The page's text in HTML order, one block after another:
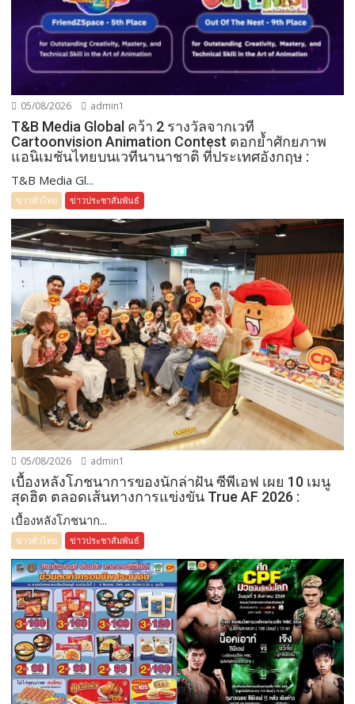
05/08/2026 admin1
T&B Media Global คว้า 2 รางวัลจากเวที
Cartoonvision Animation Contest ตอกย้ำศักยภาพ
แอนิเมชันไทยบนเวทีนานาชาติ ที่ประเทศอังกฤษ :
T&B Media Gl...
ข่าวทั่วไทย ข่าวประชาสัมพันธ์
05/08/2026 admin1
เบื้องหลังโภชนาการของนักล่าฝัน ซีพีเอฟ เผย 10 เมนู
สุดฮิต ตลอดเส้นทางการแข่งขัน True AF 2026 :
เบื้องหลังโภชนาก...
ข่าวทั่วไทย ข่าวประชาสัมพันธ์